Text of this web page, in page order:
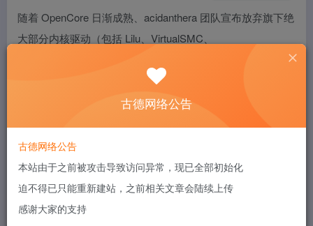
随着 OpenCore 日渐成熟、acidanthera 团队宣布放弃旗下绝
大部分内核驱动（包括 Lilu、VirtualSMC、
WhateverGreen、AppleALC 等）对 Clover 的兼容性支持，
与其届时被迫更换，不如主动从 Clover 迁移 OpenCore。
当然面对迁移，有的人会选择直接抛弃之前 Clover 的全部成
果，直接从零开始配置 OpenCore。但是我相信对于大部分
人来说更希望通过简简单单的修补，在现有的 EFI 的基础上
古德网络公告
古德网络公告
本站由于之前被攻击导致访问异常，现已全部初始化
迫不得已只能重新建站，之前相关文章会陆续上传
感谢大家的支持